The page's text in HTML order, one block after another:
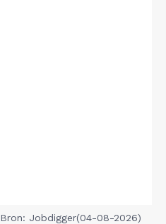
Bron: Jobdigger(04-08-2026)